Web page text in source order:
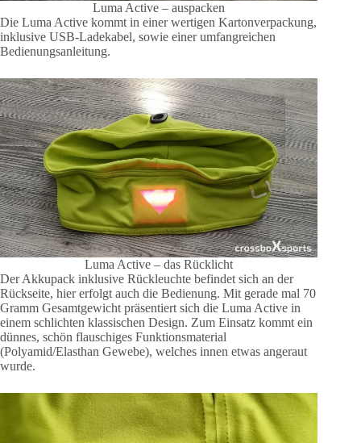
Luma Active – auspacken
Die Luma Active kommt in einer wertigen Kartonverpackung,
inklusive USB-Ladekabel, sowie einer umfangreichen
Bedienungsanleitung.
Luma Active – das Rücklicht
Der Akkupack inklusive Rückleuchte befindet sich an der
Rückseite, hier erfolgt auch die Bedienung. Mit gerade mal 70
Gramm Gesamtgewicht präsentiert sich die Luma Active in
einem schlichten klassischen Design. Zum Einsatz kommt ein
dünnes, schön flauschiges Funktionsmaterial
(Polyamid/Elasthan Gewebe), welches innen etwas angeraut
wurde.